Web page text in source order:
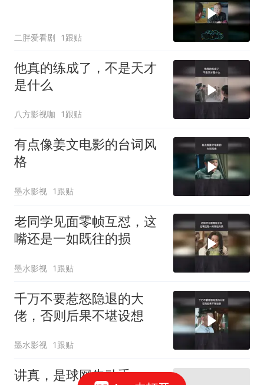
二胖爱看剧 1跟贴
他真的练成了，不是天才
是什么
八方影视咖 1跟贴
有点像姜文电影的台词风
格
墨水影视 1跟贴
老同学见面零帧互怼，这
嘴还是一如既往的损
墨水影视 1跟贴
千万不要惹怒隐退的大
佬，否则后果不堪设想
墨水影视 1跟贴
讲真，是球网先动手